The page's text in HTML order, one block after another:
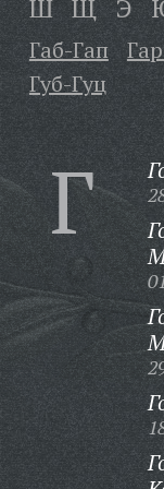
Ш Щ Э
Габ-Гап
Губ-Гуц
Г